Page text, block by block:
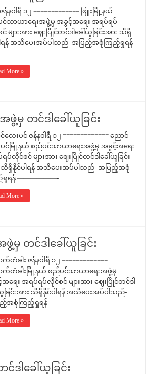
န်နဝါရီ ၁၂ ============= ဖြူးမြို့နယ်
သာယာရေးအဖွဲ့မှ အခွင့်အရေး အရပ်ရပ်
များအား ဈေးပြိုင်တင်ဒါခေါ်ယူခြင်းအား သိရှိ
ရန် အသိပေးအပ်ပါသည်- အပြည့်အစုံကြည့်ရှုရန်
More »
မှ တင်ဒါခေါ်ယူခြင်း
လေးပင် ဇန်နဝါရီ ၁၂ ============= ညောင်
င်မြို့နယ် စည်ပင်သာယာရေးအဖွဲ့မှ အခွင့်အရေး
ပ်လိုင်စင် များအား ဈေးပြိုင်တင်ဒါခေါ်ယူခြင်း
သိရှိနိုင်ပါရန် အသိပေးအပ်ပါသည်- အပြည့်အစုံ
ရှုရန် ——————-
More »
မှ တင်ဒါခေါ်ယူခြင်း
က်တံခါး ဇန်နဝါရီ ၁၂ =============
က်တံခါးမြို့နယ် စည်ပင်သာယာရေးအဖွဲ့မှ
ရေး အရပ်ရပ်လိုင်စင် များအား ဈေးပြိုင်တင်ဒါ
ခြင်းအား သိရှိနိုင်ပါရန် အသိပေးအပ်ပါသည်-
ည့်အစုံကြည့်ရှုရန် ——————-
More »
ါခေါ်ယူခြင်း